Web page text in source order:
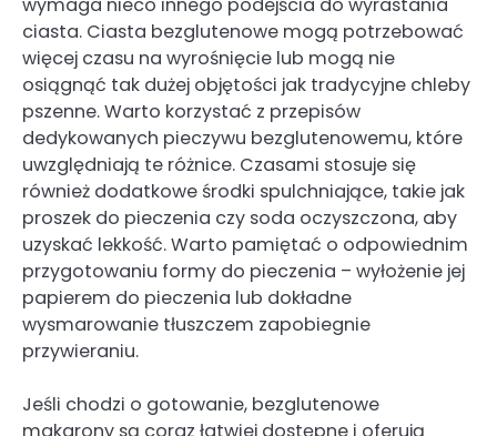
ciasta. Ciasta bezglutenowe mogą potrzebować
więcej czasu na wyrośnięcie lub mogą nie
osiągnąć tak dużej objętości jak tradycyjne chleby
pszenne. Warto korzystać z przepisów
dedykowanych pieczywu bezglutenowemu, które
uwzględniają te różnice. Czasami stosuje się
również dodatkowe środki spulchniające, takie jak
proszek do pieczenia czy soda oczyszczona, aby
uzyskać lekkość. Warto pamiętać o odpowiednim
przygotowaniu formy do pieczenia – wyłożenie jej
papierem do pieczenia lub dokładne
wysmarowanie tłuszczem zapobiegnie
przywieraniu.
Jeśli chodzi o gotowanie, bezglutenowe
makarony są coraz łatwiej dostępne i oferują